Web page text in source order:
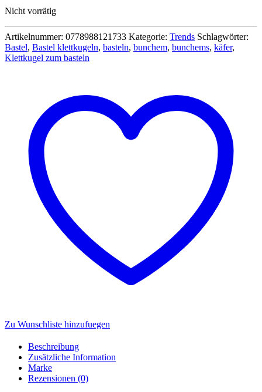
Nicht vorrätig
Artikelnummer: 0778988121733 Kategorie: Trends Schlagwörter:
Bastel, Bastel klettkugeln, basteln, bunchem, bunchems, käfer,
Klettkugel zum basteln
Zu Wunschliste hinzufuegen
Beschreibung
Zusätzliche Information
Marke
Rezensionen (0)